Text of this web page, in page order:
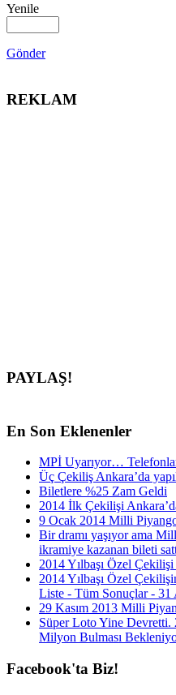
Yenile
Gönder
REKLAM
PAYLAŞ!
En Son Eklenenler
MPİ Uyarıyor…
Üç Çekiliş Ankara’da
Biletlere %25 Zam Geldi
2014 İlk Çekilişi
9 Ocak 2014 Milli
Bir dramı yaşıyor ama
ikramiye kazanan bileti
2014 Yılbaşı Özel
2014 Yılbaşı Özel
Liste - Tüm Sonuçlar - 31
29 Kasım 2013 Milli
Süper Loto Yine Devretti.
Milyon Bulması
Facebook'ta Biz!